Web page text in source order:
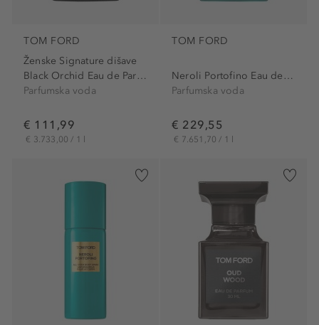
TOM FORD
Ženske Signature dišave
Black Orchid Eau de Parfum
Parfumska voda
€ 111,99
€ 3.733,00 / 1 l
TOM FORD
Neroli Portofino Eau de Parfum
Parfumska voda
€ 229,55
€ 7.651,70 / 1 l